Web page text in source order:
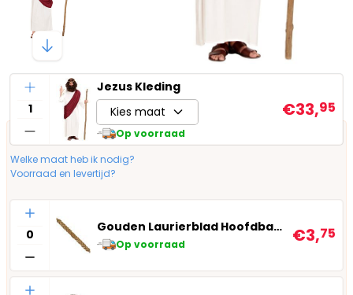
Aantal
Jezus Kleding
Kies maat
Op voorraad
€33,95
Welke maat heb ik nodig?
Voorraad en levertijd?
Aantal
Gouden Laurierblad Hoofdband
Op voorraad €3,75
Aantal